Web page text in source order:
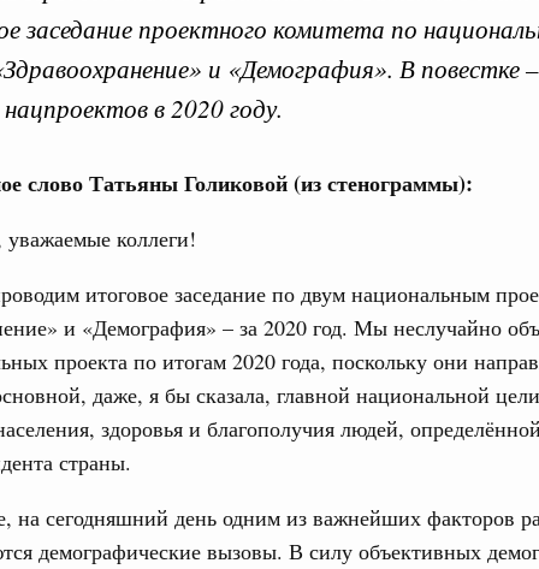
заседание проектного комитета по
и «Демография». В повестке
в 2020 году.
слово Татьяны Голиковой (из стенограммы):
коллеги!
итоговое заседание по двум национальным
и «Демография» – за 2020 год. Мы неслучайно
проекта по итогам 2020 года, поскольку они
даже, я бы сказала, главной национальной
здоровья и благополучия людей,
страны.
на сегодняшний день одним из важнейших факторов
демографические вызовы. В силу объективных
строительной отрасли с
праздник – День строителя.
Вчера
научных исследований и разработок
премий, лауреаты которых освобождаются
3
10
24